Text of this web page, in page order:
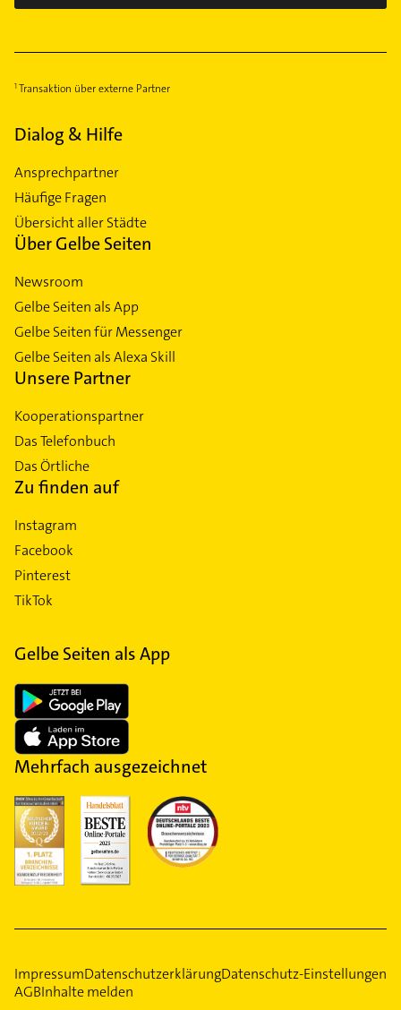
Transaktion über externe Partner
Dialog & Hilfe
Ansprechpartner
Häufige Fragen
Übersicht aller Städte
Über Gelbe Seiten
Newsroom
Gelbe Seiten als App
Gelbe Seiten für Messenger
Gelbe Seiten als Alexa Skill
Unsere Partner
Kooperationspartner
Das Telefonbuch
Das Örtliche
Zu finden auf
Instagram
Facebook
Pinterest
TikTok
Gelbe Seiten als App
Mehrfach ausgezeichnet
ImpressumDatenschutzerklärungDatenschutz-Einstellungen
AGBInhalte melden